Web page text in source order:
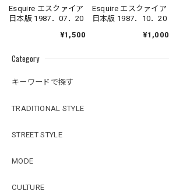
Category
キーワードで探す
TRADITIONAL STYLE
STREET STYLE
MODE
CULTURE
Esquire エスクァイア
日本版 1987．07．20
¥1,500
Esquire エスクァイア
日本版 1987．10．20
¥1,000